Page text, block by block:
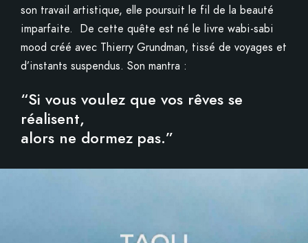
son travail artistique, elle poursuit le fil de la beauté
imparfaite. De cette quête est né le livre wabi-sabi
mood créé avec Thierry Grundman, tissé de voyages et
d’instants suspendus. Son mantra :
“Si vous voulez que vos rêves se
réalisent,
alors ne dormez pas.”